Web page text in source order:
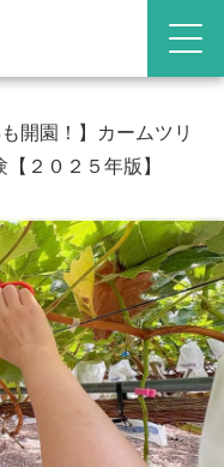
も開園！】カームツリ
２０２５年版】